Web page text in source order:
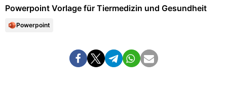
Powerpoint Vorlage für Tiermedizin und Gesundheit
Powerpoint